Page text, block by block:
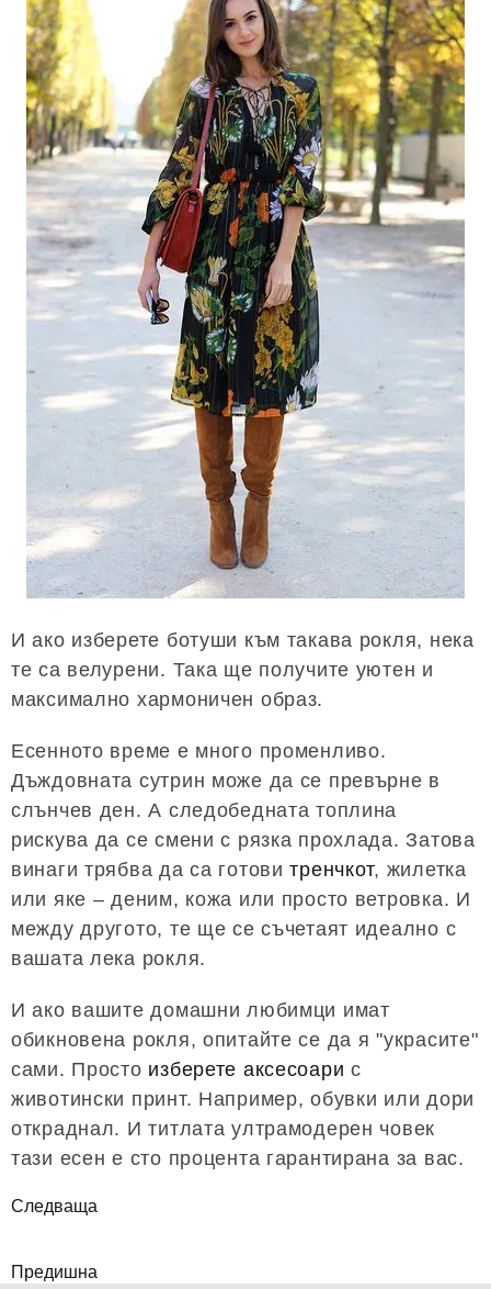
И ако изберете ботуши към такава рокля, нека
те са велурени. Така ще получите уютен и
максимално хармоничен образ.
Есенното време е много променливо.
Дъждовната сутрин може да се превърне в
слънчев ден. А следобедната топлина
рискува да се смени с рязка прохлада. Затова
винаги трябва да са готовитренчкот, жилетка
или яке – деним, кожа или просто ветровка. И
между другото, те ще се съчетаят идеално с
вашата лека рокля.
И ако вашите домашни любимци имат
обикновена рокля, опитайте се да я "украсите"
сами. Просто изберете аксесоари с
животински принт. Например, обувки или дори
откраднал. И титлата ултрамодерен човек
тази есен е сто процента гарантирана за вас.
Следваща
Предишна